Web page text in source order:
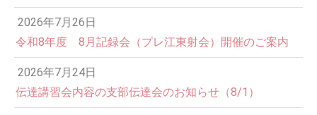
2026年7月26日
令和8年度 8月記録会（プレ江東射会）開催のご案内
2026年7月24日
伝達講習会内容の支部伝達会のお知らせ（8/1）
1:00 AM
2:00 AM
3:00 AM